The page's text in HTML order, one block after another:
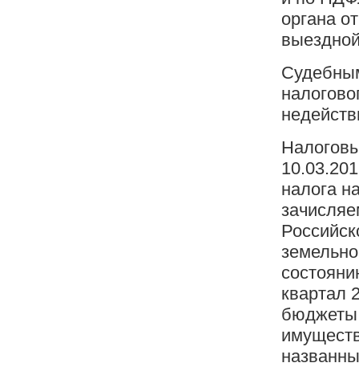
органа
налога
квартал
бюджеты